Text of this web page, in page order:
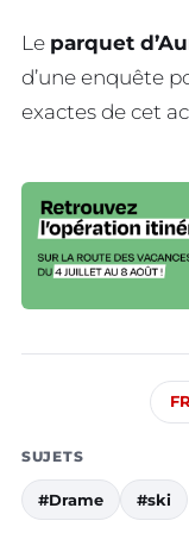
Le parquet
d’une enquête
exactes de cet
SUJETS
#Drame #ski